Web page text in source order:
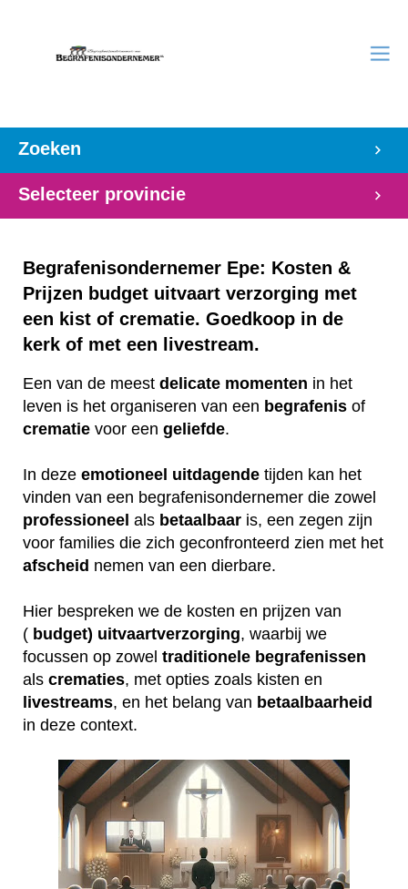
Zoeken
Selecteer provincie
Begrafenisondernemer Epe: Kosten &
Prijzen budget uitvaart verzorging met
een kist of crematie. Goedkoop in de
kerk of met een livestream.
Een van de meest delicate momenten in het
leven is het organiseren van een begrafenis of
crematie voor een geliefde.
In deze emotioneel uitdagende tijden kan het
vinden van een begrafenisondernemer die zowel
professioneel als betaalbaar is, een zegen zijn
voor families die zich geconfronteerd zien met het
afscheid nemen van een dierbare.
Hier bespreken we de kosten en prijzen van
( budget) uitvaartverzorging, waarbij we
focussen op zowel traditionele begrafenissen
als crematies, met opties zoals kisten en
livestreams, en het belang van betaalbaarheid
in deze context.